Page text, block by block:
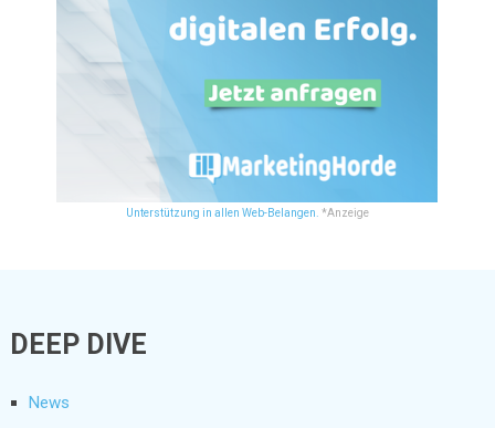
Unterstützung in allen Web-Belangen. *Anzeige
DEEP DIVE
News